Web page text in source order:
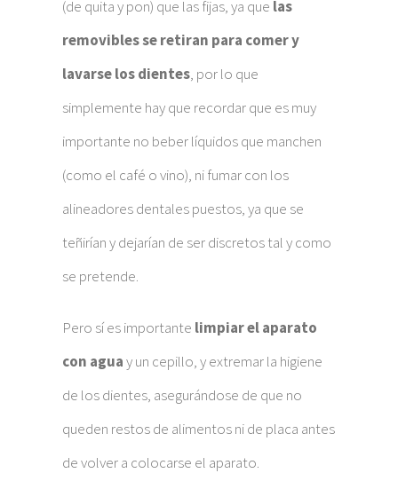
(de quita y pon) que las fijas, ya que las
removibles se retiran para comer y
lavarse los dientes, por lo que
simplemente hay que recordar que es muy
importante no beber líquidos que manchen
(como el café o vino), ni fumar con los
alineadores dentales puestos, ya que se
teñirían y dejarían de ser discretos tal y como
se pretende.
Pero sí es importante limpiar el aparato
con aguay un cepillo, y extremar la higiene
de los dientes, asegurándose de que no
queden restos de alimentos ni de placa antes
de volver a colocarse el aparato.